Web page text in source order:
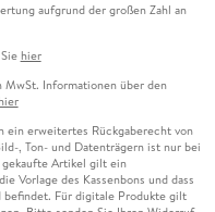
aufgrund der großen Zahl an
hier
Informationen über den
hier
ein erweitertes Rückgaberecht von
, Ton- und Datenträgern ist nur bei
Artikel gilt ein
Vorlage des Kassenbons und dass
Für digitale Produkte gilt